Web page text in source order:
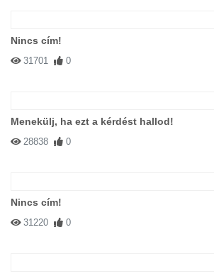
Nincs cím!
31701 0
Menekülj, ha ezt a kérdést hallod!
28838 0
Nincs cím!
31220 0